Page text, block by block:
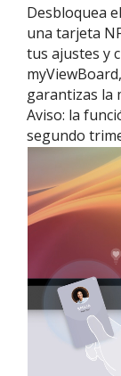
Desbloquea
una tarjeta
tus ajustes y
garantizas la
Aviso: la
segundo